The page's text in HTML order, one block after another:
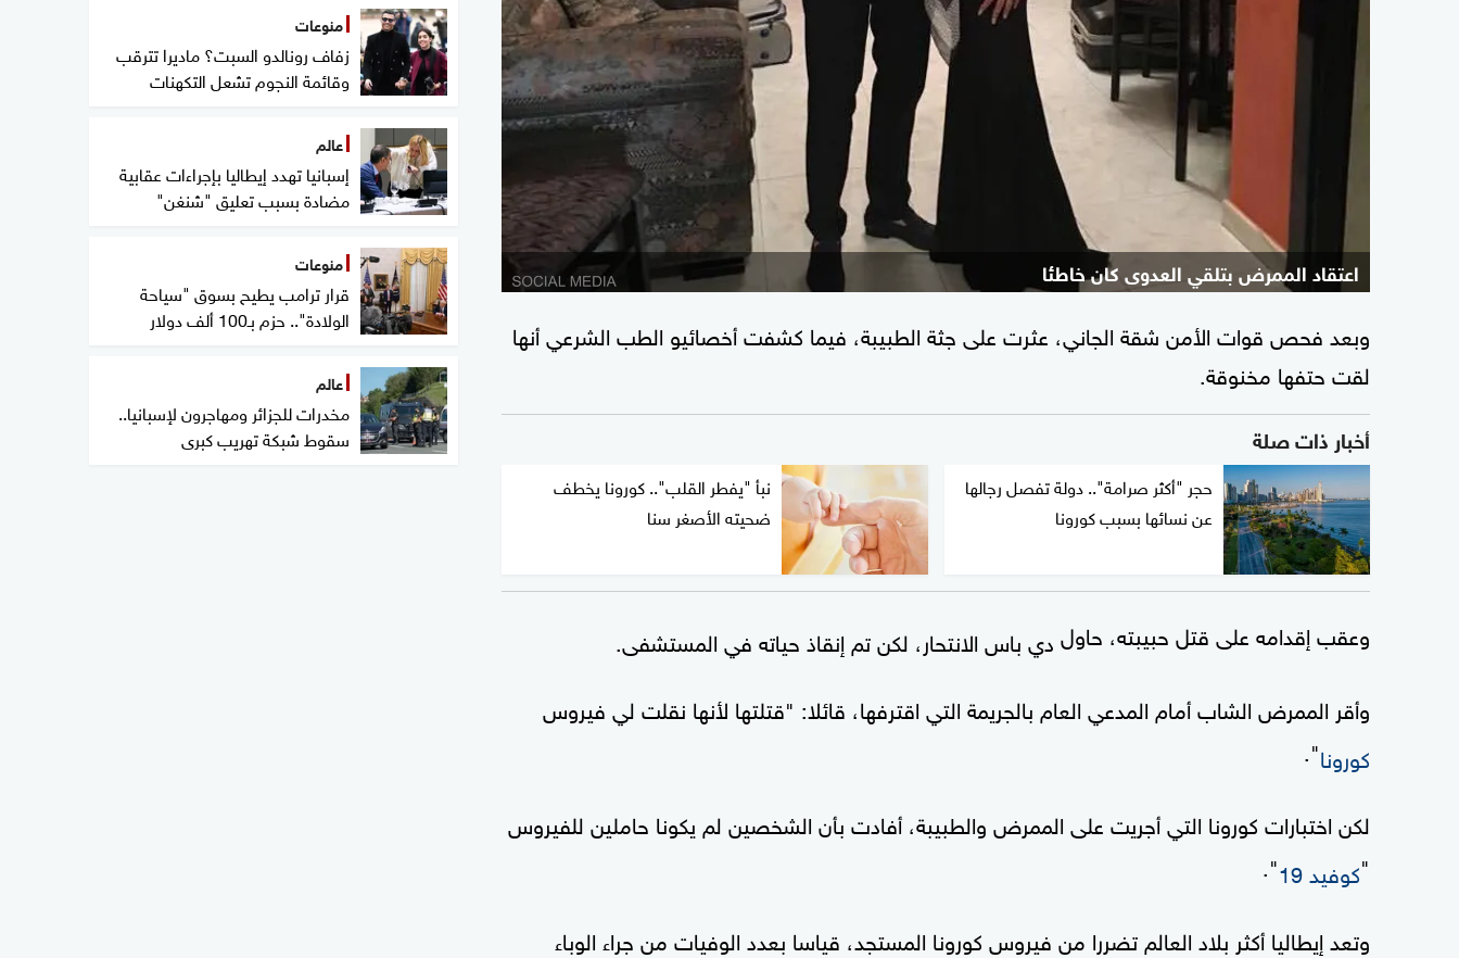
اعتقاد الممرض بتلقي العدوى كان خاطئا
وبعد فحص قوات الأمن شقة الجاني، عثرت على جثة الطبيبة، فيما كشفت أخصائيو الطب الشرعي أنها
لقت حتفها مخنوقة.
أخبار ذات صلة
حجر "أكثر صرامة".. دولة تفصل رجالها
عن نسائها بسبب كورونا
نبأ "يفطر القلب".. كورونا يخطف
ضحيته الأصغر سنا
وعقب إقدامه على قتل حبيبته، حاول دي باس الانتحار، لكن تم إنقاذ حياته في المستشفى.
وأقر الممرض الشاب أمام المدعي العام بالجريمة التي اقترفها، قائلا: "قتلتها لأنها نقلت لي فيروس
كورونا".
لكن اختبارات كورونا التي أجريت على الممرض والطبيبة، أفادت بأن الشخصين لم يكونا حاملين للفيروس
"كوفيد 19
".
وتعد إيطاليا أكثر بلاد العالم تضررا من فيروس كورونا المستجد، قياسا بعدد الوفيات من جراء الوباء
منوعات
زفاف رونالدو السبت؟ ماديرا تترقب
وقائمة النجوم تشعل التكهنات
عالم
إسبانيا تهدد إيطاليا بإجراءات عقابية
مضادة بسبب تعليق "شنغن"
منوعات
قرار ترامب يطيح بسوق "سياحة
الولادة".. حزم بـ100 ألف دولار
عالم
مخدرات للجزائر ومهاجرون لإسبانيا..
سقوط شبكة تهريب كبرى